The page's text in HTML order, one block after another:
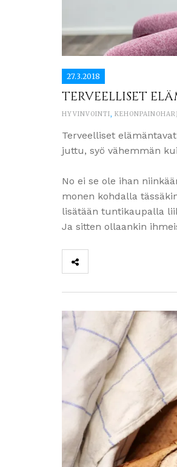
27.3.2018
TERVEELLISET
HYVINVOINTI,
Terveelliset
juttu, syö vähemmän
No ei se ole ihan
monen kohdalla
lisätään tuntikaupalla
Ja sitten ollaankin